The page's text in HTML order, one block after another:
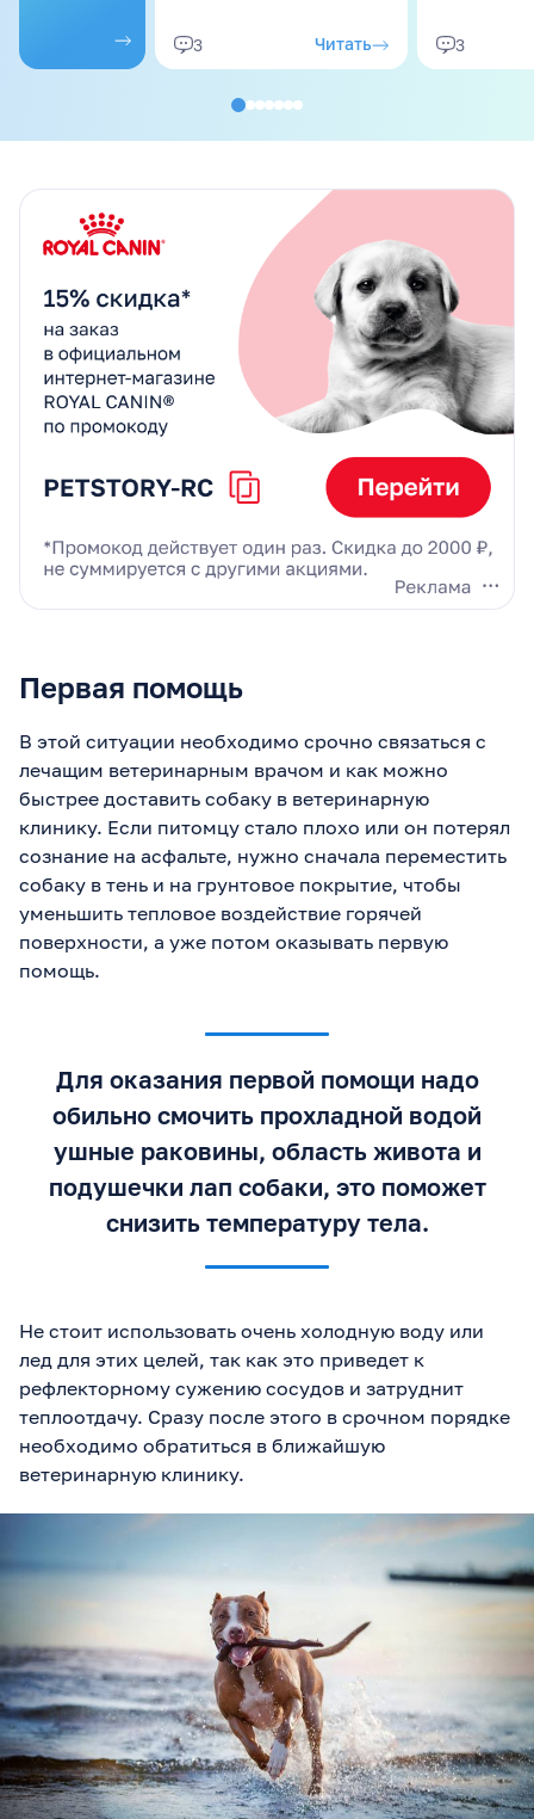
требующие
консультации: ...
3 Читать
третий
надежда на
3
Первая помощь
В этой ситуации необходимо срочно связаться с
лечащим ветеринарным врачом и как можно
быстрее доставить собаку в ветеринарную
клинику. Если питомцу стало плохо или он потерял
сознание на асфальте, нужно сначала переместить
собаку в тень и на грунтовое покрытие, чтобы
уменьшить тепловое воздействие горячей
поверхности, а уже потом оказывать первую
помощь.
Для оказания первой помощи надо
обильно смочить прохладной водой
ушные раковины, область живота и
подушечки лап собаки, это поможет
снизить температуру тела.
Не стоит использовать очень холодную воду или
лед для этих целей, так как это приведет к
рефлекторному сужению сосудов и затруднит
теплоотдачу. Сразу после этого в срочном порядке
необходимо обратиться в ближайшую
ветеринарную клинику.